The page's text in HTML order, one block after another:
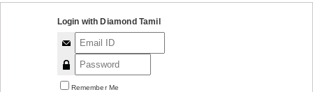
Login with Diamond Tamil
Remember Me